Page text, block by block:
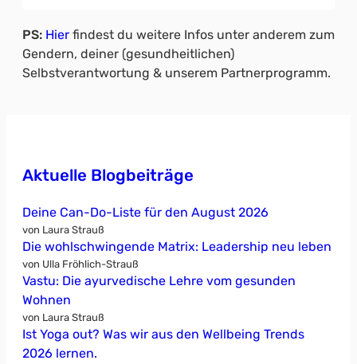
PS: Hier findest du weitere Infos unter anderem zum
Gendern, deiner (gesundheitlichen)
Selbstverantwortung & unserem Partnerprogramm.
Aktuelle Blogbeiträge
Deine Can-Do-Liste für den August 2026
von Laura Strauß
Die wohlschwingende Matrix: Leadership neu leben
von Ulla Fröhlich-Strauß
Vastu: Die ayurvedische Lehre vom gesunden
Wohnen
von Laura Strauß
Ist Yoga out? Was wir aus den Wellbeing Trends
2026 lernen.